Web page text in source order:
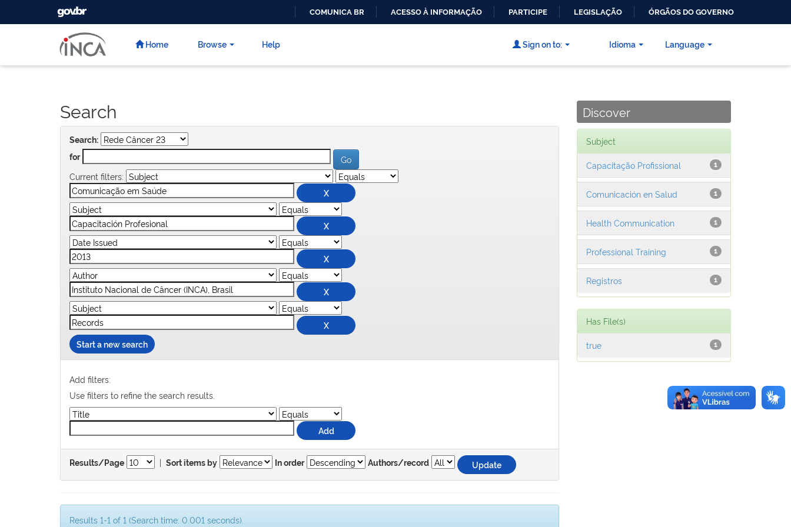
CONTEÚDO
GOVBR
COMUNICA BR ACESSO À INFORMAÇÃO PARTICIPE LEGISLAÇÃO ÓRGÃOS DO GOVERNO
Home Browse Help Language
Sign on to: Idioma
Search
Search:
for
Current filters:
Start a new search
Add filters:
Use filters to refine the search results.
Results/Page | Sort items by In order Authors/record
Results 1-1 of 1 (Search time: 0.001 seconds).
Discover
Subject
1
Capacitação Profissional
1
Comunicación en Salud
1
Health Communication
1
Professional Training
1
Registros
Has File(s)
1
true